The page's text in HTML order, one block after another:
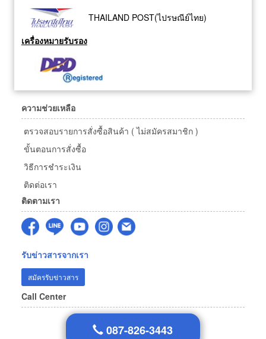
THAILAND POST(ไปรษณีย์ไทย)
เครื่องหมายรับรอง
ความช่วยเหลือ
ตรวจสอบรายการสั่งซื้อสินค้า ( ไม่สมัครสมาชิก )
ขั้นตอนการสั่งซื้อ
วิธีการชำระเงิน
ติดต่อเรา
ติดตามเรา
รับข่าวสารจากเรา
สมัครรับข่าวสาร
Call Center
087-826-3443